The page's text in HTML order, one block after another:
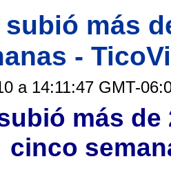
más
-
a 14:11:47 GMT-
más
cinco